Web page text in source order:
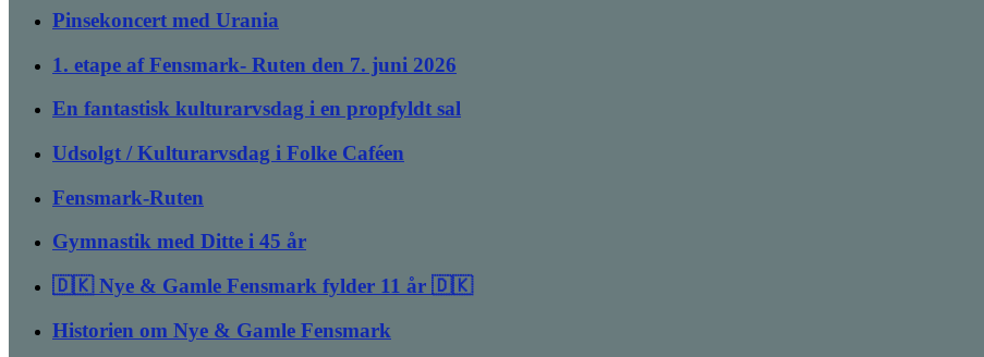
Pinsekoncert med Urania
1. etape af Fensmark- Ruten den 7. juni 2026
En fantastisk kulturarvsdag i en propfyldt sal
Udsolgt / Kulturarvsdag i Folke Caféen
Fensmark-Ruten
Gymnastik med Ditte i 45 år
🇩🇰 Nye & Gamle Fensmark fylder 11 år 🇩🇰
Historien om Nye & Gamle Fensmark